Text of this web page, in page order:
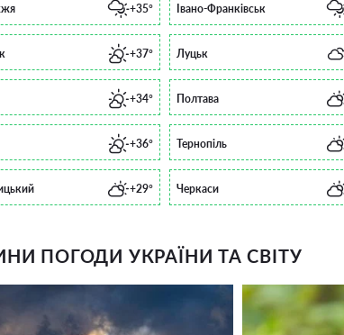
+35° Івано-Франківськ
+37° Луцьк
+34° Полтава
+36° Тернопіль
+29° Черкаси
ПОГОДИ УКРАЇНИ ТА СВІТУ